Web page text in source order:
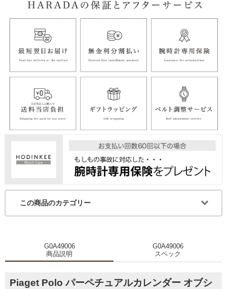
この商品のカテゴリー
G0A49006
商品説明
G0A49006
スペック
Piaget Polo パーペチュアルカレンダー オブシ